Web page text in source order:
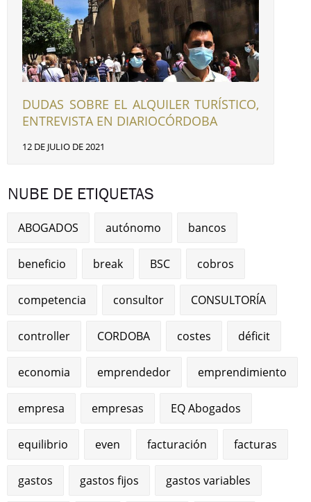
DUDAS SOBRE EL ALQUILER TURÍSTICO,
ENTREVISTA EN DIARIOCÓRDOBA
12 DE JULIO DE 2021
NUBE DE ETIQUETAS
ABOGADOS autónomo bancos
beneficio break BSC cobros
competencia consultor CONSULTORÍA
controller CORDOBA costes déficit
economia emprendedor emprendimiento
empresa empresas EQ Abogados
equilibrio even facturación facturas
gastos gastos fijos gastos variables